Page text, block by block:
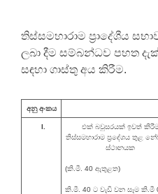
තිස්සමහාරාම ප්‍රාදේශීය
ලබා දීම සම්බන්ධව පහත
සඳහා ගාස්තු අය කිරීම.
අනු අංකය
I.
එක් බවුසරයක් ඉවත්
තිස්සමහාරාම ප්‍රදේශය තුළ
ස්ථානයක
(කි.මී. 40 ඇතුළත)
කි.මී. 40 ට වැඩි වන සෑම කි.මී